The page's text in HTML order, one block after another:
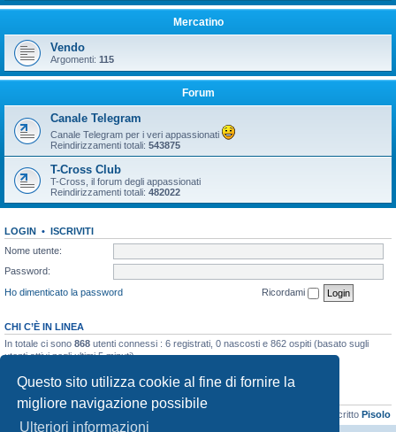
Questo sito utilizza cookie al fine di fornire la
migliore navigazione possibile
Ulteriori informazioni
Mercatino
Vendo
Argomenti: 115
Forum
Canale Telegram
Canale Telegram per i veri appassionati
Reindirizzamenti totali: 543875
T-Cross Club
T-Cross, il forum degli appassionati
Reindirizzamenti totali: 482022
LOGIN • ISCRIVITI
Nome utente:
Password:
Ho dimenticato la password
Ricordami
CHI C’È IN LINEA
In totale ci sono 868 utenti connessi : 6 registrati, 0 nascosti e 862 ospiti (basato sugli
utenti attivi negli ultimi 5 minuti)
STATISTICHE
Totale messaggi
48131 • Totale argomenti • Ultimo iscritto Pisolo